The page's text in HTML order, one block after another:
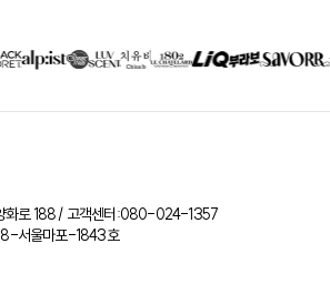
화로 188 / 고객센터:080-024-1357
서울마포-1843호